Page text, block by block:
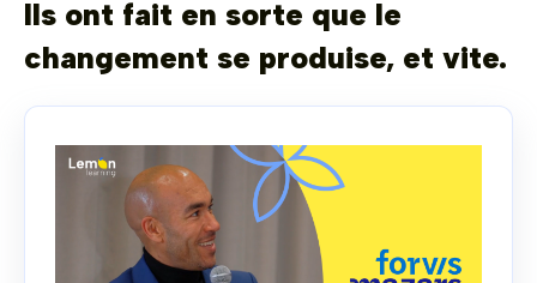
Ils ont fait en sorte que le
changement se produise, et vite.